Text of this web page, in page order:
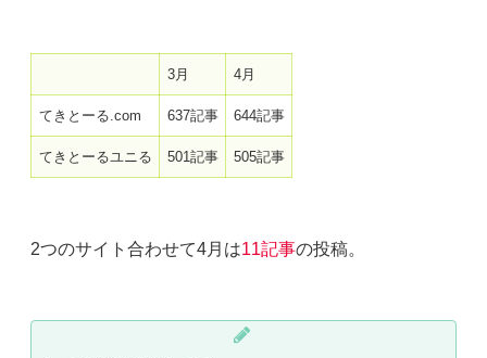
3月 4月
てきとーる.com 637記事 644記事
てきとーるユニる 501記事 505記事
2つのサイト合わせて4月は11記事の投稿。